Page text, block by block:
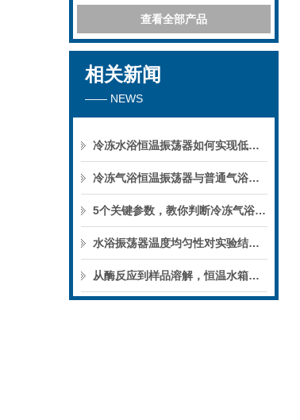
查看全部产品
相关新闻
—— NEWS
冷冻水浴恒温振荡器如何实现低温下的微生物培养？
冷冻气浴恒温振荡器与普通气浴振荡器的区别
5个关键参数，教你判断冷冻气浴恒温振荡器的性能优劣
水浴振荡器温度均匀性对实验结果的影响
从酶反应到样品溶解，恒温水箱的实验用途